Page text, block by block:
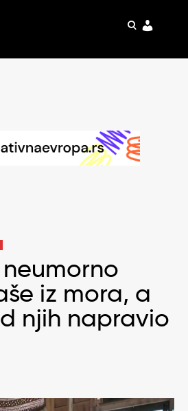
pretraga
neumorno
iz mora, a
njih napravio